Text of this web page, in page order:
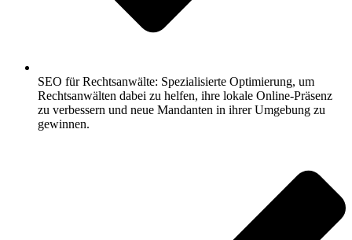
SEO für Rechtsanwälte: Spezialisierte Optimierung, um
Rechtsanwälten dabei zu helfen, ihre lokale Online-Präsenz
zu verbessern und neue Mandanten in ihrer Umgebung zu
gewinnen.